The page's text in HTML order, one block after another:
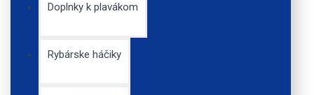
Doplnky k plavákom
Rybárske háčiky
Cannibal Shad 6,8cm 3g